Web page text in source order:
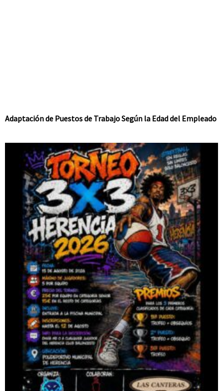
Adaptación de Puestos de Trabajo Según la Edad del Empleado